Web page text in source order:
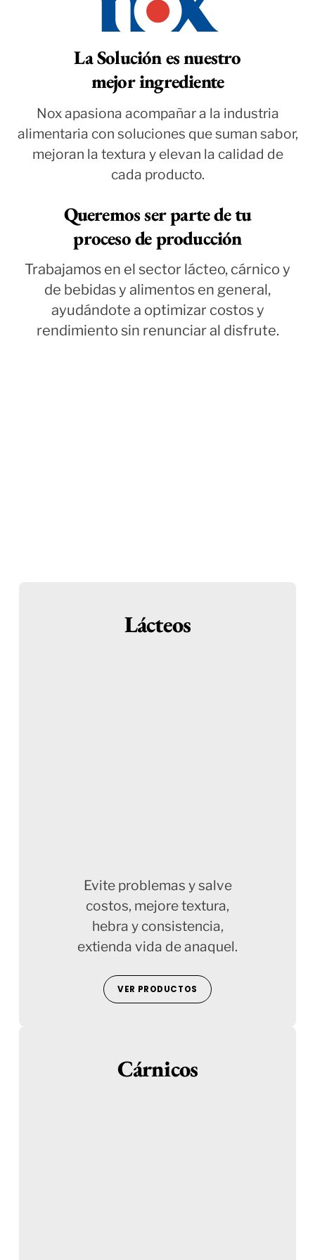
La Solución es nuestro
mejor ingrediente
Nox apasiona acompañar a la industria
alimentaria con soluciones que suman sabor,
mejoran la textura y elevan la calidad de
cada producto.
Queremos ser parte de tu
proceso de producción
Trabajamos en el sector lácteo, cárnico y
de bebidas y alimentos en general,
ayudándote a optimizar costos y
rendimiento sin renunciar al disfrute.
Lácteos
Evite problemas y salve
costos, mejore textura,
hebra y consistencia,
extienda vida de anaquel.
VER PRODUCTOS
Cárnicos